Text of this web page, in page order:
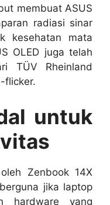
membuat ASUS
radiasi sinar
kesehatan mata
OLED juga telah
TÜV Rheinland
flicker.
untuk
Zenbook 14X
jika laptop
hardware yang